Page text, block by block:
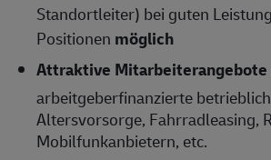
Standortleiter) bei guten
Positionen möglich
Attraktive Mitarbeiterangebote
arbeitgeberfinanzierte
Altersvorsorge, Fahrradleasing,
Mobilfunkanbietern, etc.